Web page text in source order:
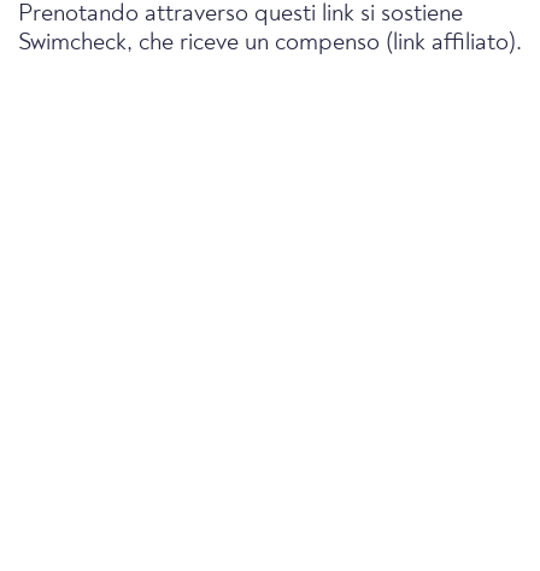
Prenotando attraverso questi link si sostiene
Swimcheck, che riceve un compenso (link affiliato).